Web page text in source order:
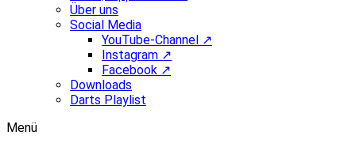
Über uns
Social Media
YouTube-Channel ↗
Instagram ↗
Facebook ↗
Downloads
Darts Playlist
Menü